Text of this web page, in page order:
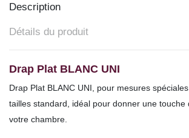
Description
Détails du produit
Drap Plat BLANC UNI
Drap Plat BLANC UNI, pour mesures
tailles standard, idéal pour donner une touche
votre chambre.